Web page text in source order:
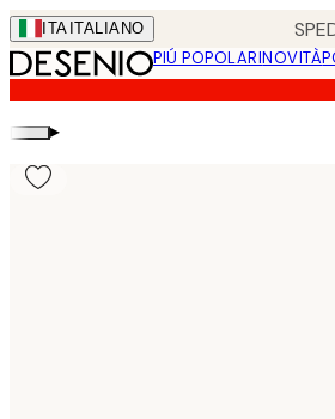
Skip
to
main
content.
ITA ITALIANO
PIÚ POPOLARINOVITÀ
▸